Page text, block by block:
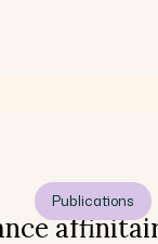
Publications